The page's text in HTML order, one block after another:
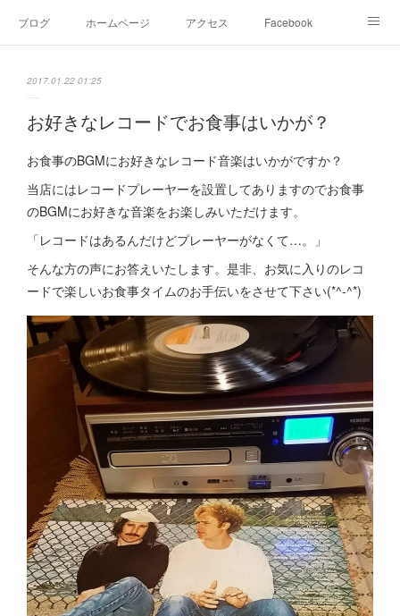
ブログ ホームページ アクセス Facebook
2017.01.22 01:25
お好きなレコードでお食事はいかが？
お食事のBGMにお好きなレコード音楽はいかがですか？
当店にはレコードプレーヤーを設置してありますのでお食事
のBGMにお好きな音楽をお楽しみいただけます。
「レコードはあるんだけどプレーヤーがなくて…。」
そんな方の声にお答えいたします。是非、お気に入りのレコ
ードで楽しいお食事タイムのお手伝いをさせて下さい(*^-^*)